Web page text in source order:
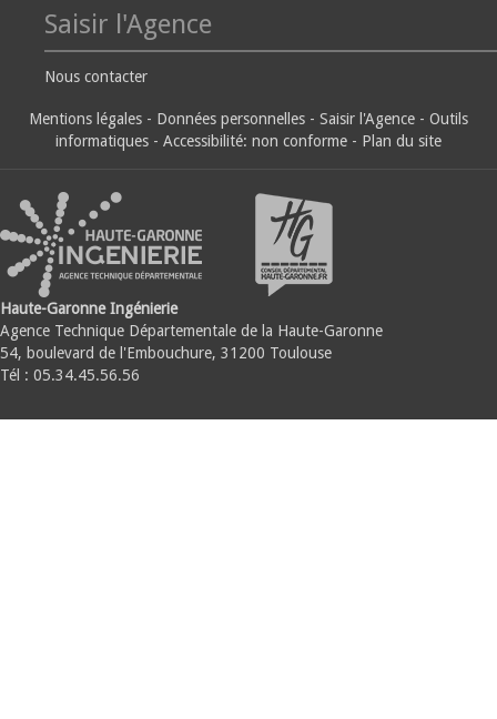
Saisir l'Agence
Nous contacter
Mentions légales - Données personnelles - Saisir l'Agence - Outils
informatiques - Accessibilité: non conforme - Plan du site
Haute-Garonne Ingénierie
Agence Technique Départementale de la Haute-Garonne
54, boulevard de l'Embouchure, 31200 Toulouse
Tél : 05.34.45.56.56